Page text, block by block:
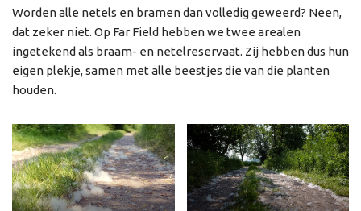
Worden alle netels en bramen dan volledig geweerd? Neen,
dat zeker niet. Op Far Field hebben we twee arealen
ingetekend als braam- en netelreservaat. Zij hebben dus hun
eigen plekje, samen met alle beestjes die van die planten
houden.